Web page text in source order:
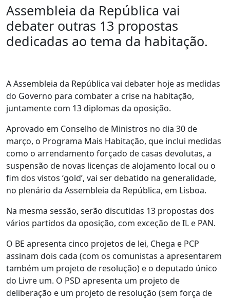
Assembleia da República vai
debater outras 13 propostas
dedicadas ao tema da habitação.
A Assembleia da República vai debater hoje as medidas
do Governo para combater a crise na habitação,
juntamente com 13 diplomas da oposição.
Aprovado em Conselho de Ministros no dia 30 de
março, o Programa Mais Habitação, que inclui medidas
como o arrendamento forçado de casas devolutas, a
suspensão de novas licenças de alojamento local ou o
fim dos vistos ‘gold’, vai ser debatido na generalidade,
no plenário da Assembleia da República, em Lisboa.
Na mesma sessão, serão discutidas 13 propostas dos
vários partidos da oposição, com exceção de IL e PAN.
O BE apresenta cinco projetos de lei, Chega e PCP
assinam dois cada (com os comunistas a apresentarem
também um projeto de resolução) e o deputado único
do Livre um. O PSD apresenta um projeto de
deliberação e um projeto de resolução (sem força de